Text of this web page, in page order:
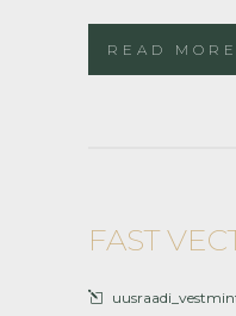
READ MORE
FAST